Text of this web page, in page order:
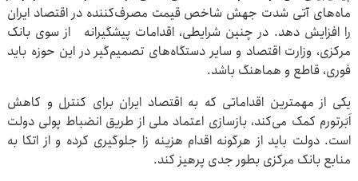
ماه‌های آتی شدت جهش شاخص قیمت مصرف‌کننده در اقتصاد ایران
را افزایش دهد. در چنین شرایطی، اقدامات پیشگیرانه از سوی بانک
مرکزی، وزارت اقتصاد و سایر دستگاه‌های تصمیم‌گیر در این حوزه باید
فوری، قاطع و هماهنگ باشد.
یکی از مهمترین اقداماتی که به اقتصاد ایران برای کنترل و کاهش
اَبَرتورم کمک می‌کند، بازسازی اعتماد ملی از طریق انضباط پولی دولت
است. دولت باید از هرگونه اقدام هزینه زا جلوگیری کرده و از اتکا به
منابع بانک مرکزی بطور جدی پرهیز کند.